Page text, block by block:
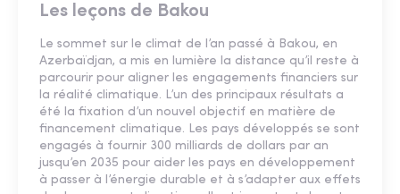
Les leçons de Bakou
Le sommet sur le climat de l’an passé à Bakou, en
Azerbaïdjan, a mis en lumière la distance qu’il reste à
parcourir pour aligner les engagements financiers sur
la réalité climatique. L’un des principaux résultats a
été la fixation d’un nouvel objectif en matière de
financement climatique. Les pays développés se sont
engagés à fournir 300 milliards de dollars par an
jusqu’en 2035 pour aider les pays en développement
à passer à l’énergie durable et à s’adapter aux effets